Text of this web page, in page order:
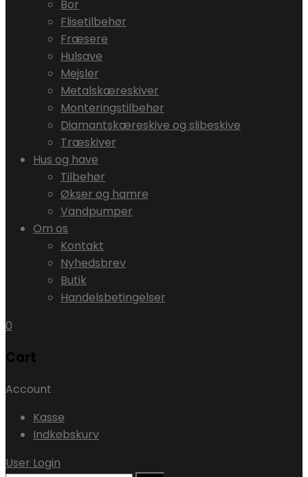
Bor
Flisetilbehør
Fræsere
Hulsave
Mejsler
Metalskæreskiver
Monteringstilbehør
Diamantskæreskive og slibeskive
Træskiver
Hus og have
Tilbehør
Økser og hamre
Vandpumper
Om os
Kontakt
Nyhedsbrev
Butik
Handelsbetingelser
0
Cart
Account
Kasse
Indkøbskurv
User Login